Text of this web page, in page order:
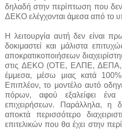
δηλαδή στην περίπτωση που
ΔΕΚΟ ελέγχονται άμεσα από το
Η λειτουργία αυτή δεν είναι
δοκιμαστεί και μάλιστα
αποκρατικοποιήσεων
στις ΔΕΚΟ (ΟΤΕ, ΕΛΠΕ, ΔΕΠΑ,
έμμεσα, μέσω μιας κατά 100%
Επιπλέον, το μοντέλο αυτό
πόρων, αφού εξαλείφει ένα
επιχειρήσεων. Παράλληλα, η
αποκτά περισσότερο
επιτελικών που θα έχει στην